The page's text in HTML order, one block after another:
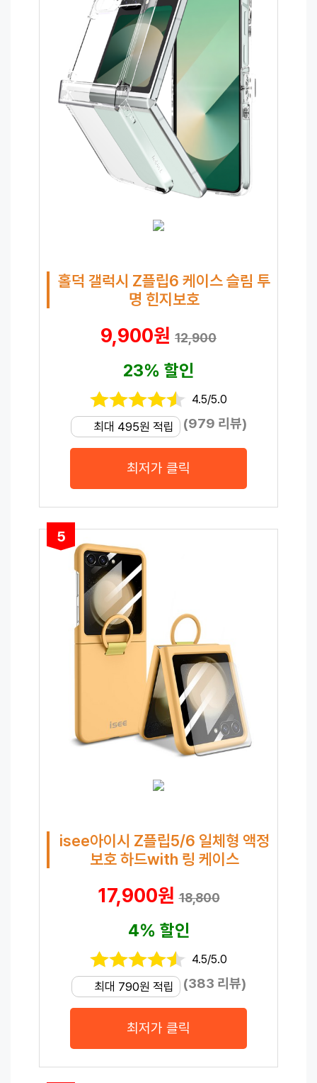
홀덕 갤럭시 Z플립6 케이스 슬림 투
명 힌지보호
9,900원 12,900
23% 할인
4.5/5.0
최대 495원 적립 (979 리뷰)
최저가 클릭
5
isee아이시 Z플립5/6 일체형 액정
보호 하드with 링 케이스
17,900원18,800
4% 할인
4.5/5.0
최대 790원 적립 (383 리뷰)
최저가 클릭